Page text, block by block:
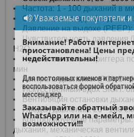
•Частота: 1 - 100 дыханий в
• Соотношение вдох/выдох: 4:
•Давление на выдохе (PEEP):
• Чувствительность давления
H2O
• Чувствительность триггера
мин
• Контроль давления (PC): 5 -
• Искусственный вдох SIGH:
• Вентиляция остановки
• Предел давления: 20 - 100
• Контролируемые параметры:
дыхания, механическая
Уважаемые покупатели
Внимание! Работа
приостановлена! Цены
недействительны!
Для постоянных клиенов и
воспользоваться формой
мессенджер.
Заказывайте обратный
WhatsApp или на е-мейл,
возможности!!!